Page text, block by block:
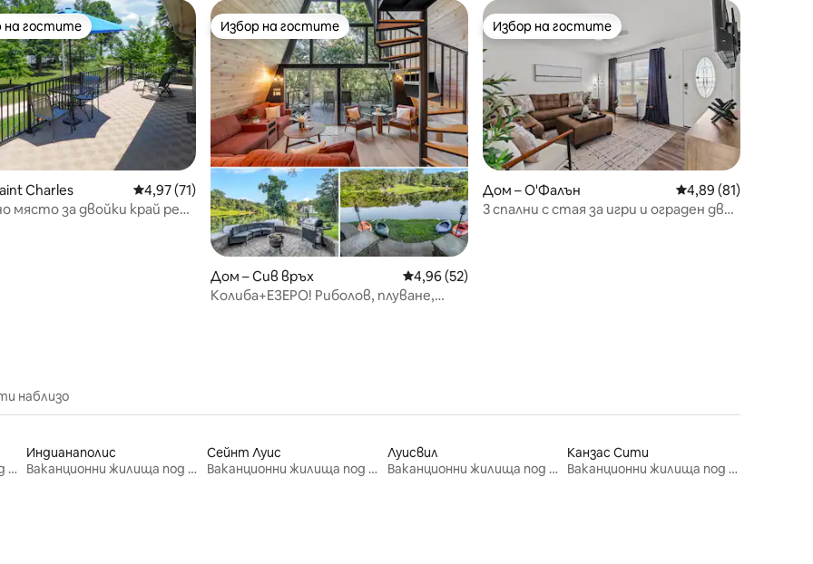
5, 123 отзива
избор на гостите
на гостите
Charles Средна оценка: 4,97 от 5, 71 отзива
4,97 (71)
място за двойки край река
Избор на гостите
Избор на гостите
Дом – Сив връх Средна оценка: 4,96 от 5, 52 отзива
4,96 (52)
Колиба+ЕЗЕРО! Риболов, плуване,
Избор на гостите
Избор на гостите
Дом – О'Фалън Средна оценка:
4,89 (81)
3 спални с стая за игри и ограден двор
наблизо
Ваканционни жилища под наем
Индианаполис
Ваканционни жилища под наем
Сейнт Луис
Ваканционни жилища под наем
Луисвил
Ваканционни жилища под наем
Канзас Сити
Ваканционни жилища под наем